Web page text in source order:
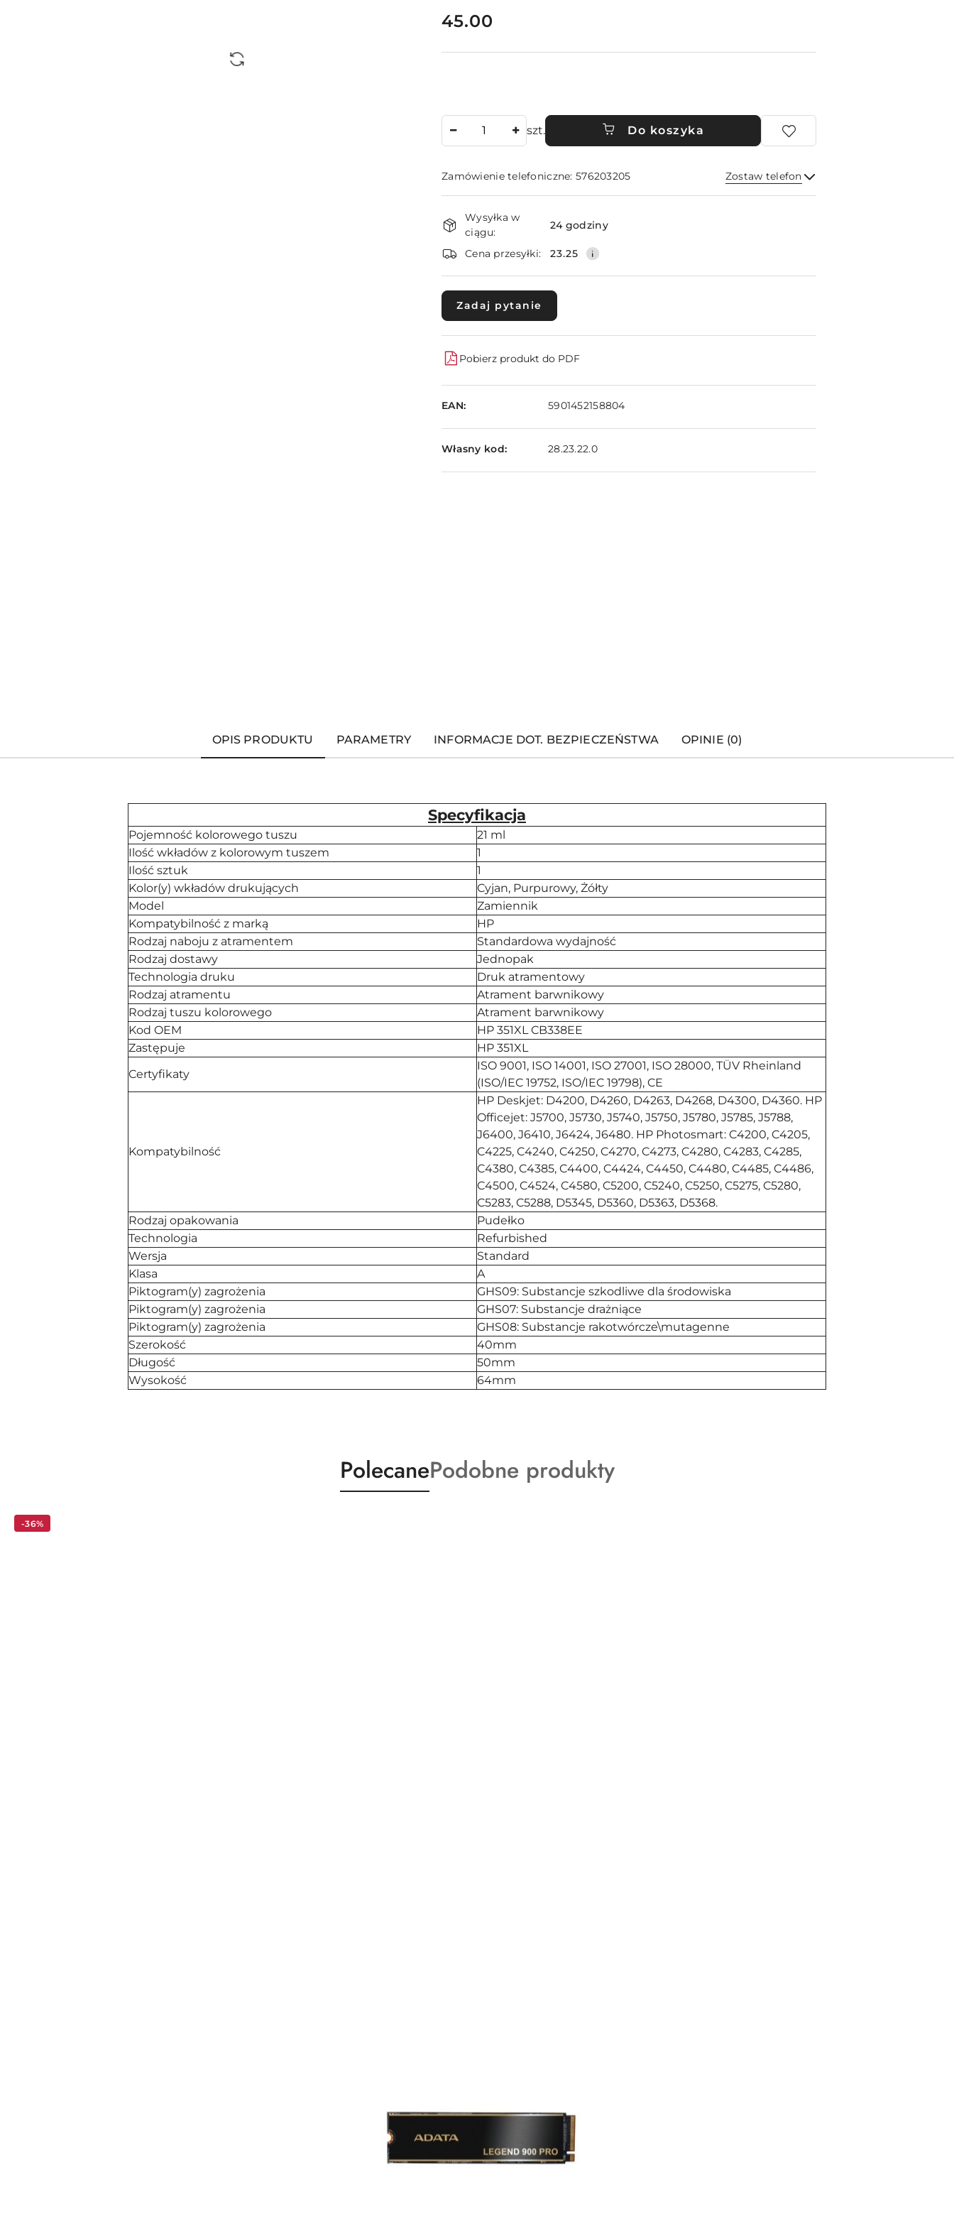
cena:
45.00
szt. Do koszyka
Zamówienie telefoniczne: 576203205 Zostaw telefon
Wyślij
Dostępność
i
dostawa
Wysyłka w
ciągu:
24 godziny
Cena przesyłki: 23.25
Zadaj pytanie
Pobierz produkt do PDF
EAN: 5901452158804
Własny kod: 28.23.22.0
OPIS PRODUKTU PARAMETRY INFORMACJE DOT. BEZPIECZEŃSTWA OPINIE (0)
Specyfikacja
Pojemność kolorowego tuszu
21 ml
Ilość wkładów z kolorowym tuszem
1
Ilość sztuk
1
Kolor(y) wkładów drukujących
Cyjan, Purpurowy, Żółty
Model
Zamiennik
Kompatybilność z marką
HP
Rodzaj naboju z atramentem
Standardowa wydajność
Rodzaj dostawy
Jednopak
Technologia druku
Druk atramentowy
Rodzaj atramentu
Atrament barwnikowy
Rodzaj tuszu kolorowego
Atrament barwnikowy
Kod OEM
HP 351XL CB338EE
Zastępuje
HP 351XL
Certyfikaty
ISO 9001, ISO 14001, ISO 27001, ISO 28000, TÜV Rheinland
(ISO/IEC 19752, ISO/IEC 19798), CE
Kompatybilność
HP Deskjet: D4200, D4260, D4263, D4268, D4300, D4360. HP
Officejet: J5700, J5730, J5740, J5750, J5780, J5785, J5788,
J6400, J6410, J6424, J6480. HP Photosmart: C4200, C4205,
C4225, C4240, C4250, C4270, C4273, C4280, C4283, C4285,
C4380, C4385, C4400, C4424, C4450, C4480, C4485, C4486,
C4500, C4524, C4580, C5200, C5240, C5250, C5275, C5280,
C5283, C5288, D5345, D5360, D5363, D5368.
Rodzaj opakowania
Pudełko
Technologia
Refurbished
Wersja
Standard
Klasa
A
Piktogram(y) zagrożenia
GHS09: Substancje szkodliwe dla środowiska
Piktogram(y) zagrożenia
GHS07: Substancje drażniące
Piktogram(y) zagrożenia
GHS08: Substancje rakotwórcze\mutagenne
Szerokość
40mm
Długość
50mm
Wysokość
64mm
Produkty
o
PolecaneProdukty
o
Podobne produkty
-36%